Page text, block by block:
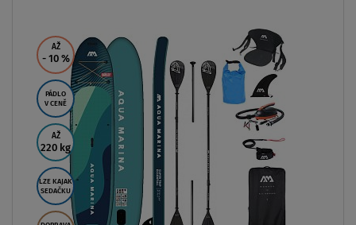
- 3
PÁDLO
DOPRAVA
ZDARMA